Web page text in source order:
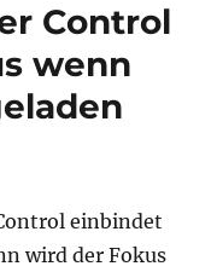
Control
wenn
einbindet
wird der Fokus